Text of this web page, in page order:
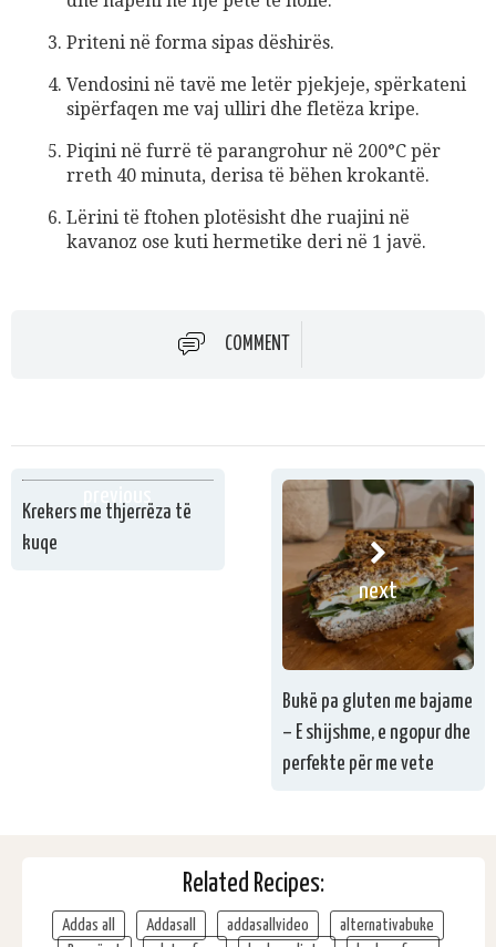
Priteni në forma sipas dëshirës.
Vendosini në tavë me letër pjekjeje, spërkateni
sipërfaqen me vaj ulliri dhe fletëza kripe.
Piqini në furrë të parangrohur në 200°C për
rreth 40 minuta, derisa të bëhen krokantë.
Lërini të ftohen plotësisht dhe ruajini në
kavanoz ose kuti hermetike deri në 1 javë.
COMMENT
Krekers me thjerrëza të
kuqe
next
Bukë pa gluten me bajame
– E shijshme, e ngopur dhe
perfekte për me vete
Related Recipes:
Addas all Addasall addasallvideo
alternativabuke